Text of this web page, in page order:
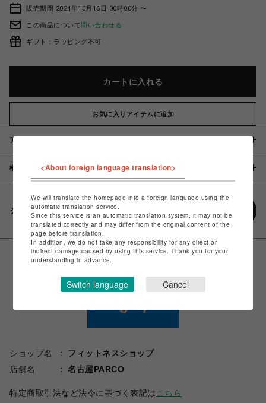
販売期間 2024年10月16日 00時00分 〜
この商品について問い合わせる
ギフト：ラッピング不可
カートに入れる
お気に入りアイテムに追加
アイテム説明 / 素材
概要
シェアする
ショップ名
フィットネスショップ
店舗名
名古屋PARCO
特定商取引法など法令に基づく表記は こちら
<About foreign language translation>
We will translate the homepage into a foreign language using the
automatic translation service.
Since this service is an automatic translation system, it may not be
translated correctly and may differ from the original content of the
page before translation.
In addition, we do not take any responsibility for any direct or
indirect damage caused by using this service. Thank you for your
understanding in advance.
Switch language Cancel